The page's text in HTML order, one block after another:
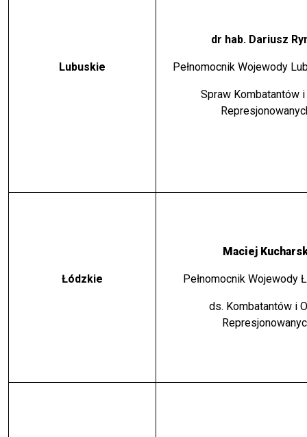
Lubuskie
dr hab. Dariusz
Pełnomocnik Wojewody
Spraw Kombatantów
Łódzkie
Maciej
Pełnomocnik Wojewody
ds. Kombatantów i